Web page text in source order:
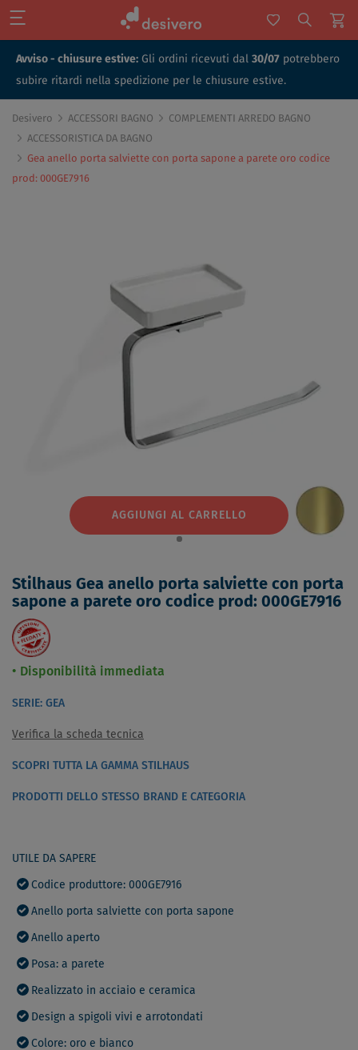
Avviso - chiusure estive: Gli ordini ricevuti dal 30/07 potrebbero
subire ritardi nella spedizione per le chiusure estive.
Desivero ACCESSORI BAGNO
COMPLEMENTI ARREDO BAGNO
ACCESSORISTICA DA BAGNO
Gea anello porta salviette con porta sapone a parete oro codice
prod: 000GE7916
AGGIUNGI AL CARRELLO
Stilhaus Gea anello porta salviette con porta
sapone a parete oro codice prod: 000GE7916
Disponibilità immediata
SERIE: GEA
Verifica la scheda tecnica
SCOPRI TUTTA LA GAMMA STILHAUS
PRODOTTI DELLO STESSO BRAND E CATEGORIA
UTILE DA SAPERE
Codice produttore: 000GE7916
Anello porta salviette con porta sapone
Anello aperto
Posa: a parete
Realizzato in acciaio e ceramica
Design a spigoli vivi e arrotondati
Colore: oro e bianco